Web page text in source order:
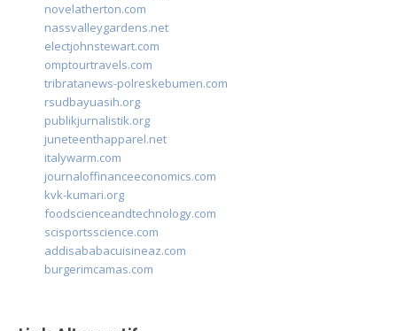
novelatherton.com
nassvalleygardens.net
electjohnstewart.com
omptourtravels.com
tribratanews-polreskebumen.com
rsudbayuasih.org
publikjurnalistik.org
juneteenthapparel.net
italywarm.com
journaloffinanceeconomics.com
kvk-kumari.org
foodscienceandtechnology.com
scisportsscience.com
addisababacuisineaz.com
burgerimcamas.com